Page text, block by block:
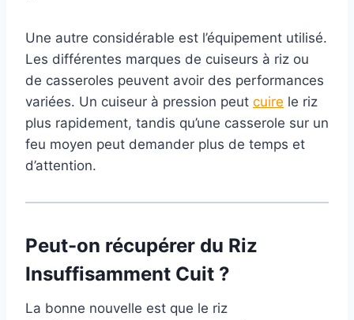
Une autre considérable est l’équipement utilisé.
Les différentes marques de cuiseurs à riz ou
de casseroles peuvent avoir des performances
variées. Un cuiseur à pression peut cuire le riz
plus rapidement, tandis qu’une casserole sur un
feu moyen peut demander plus de temps et
d’attention.
Peut-on récupérer du Riz
Insuffisamment Cuit ?
La bonne nouvelle est que le riz